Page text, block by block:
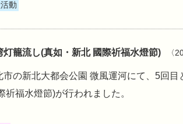
動
灯籠流し(真如・新北 國際祈福水燈節) 〈
市の新北大都会公園 微風運河にて、5回目
祈福水燈節)が行われました。